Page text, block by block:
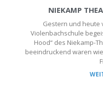
NIEKAMP
Gestern und heute
Violenbachschule
Hood“ des Niekamp-
beeindruckend waren